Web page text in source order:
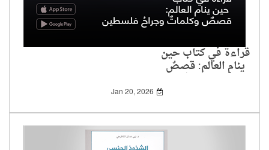
قراءة في كتاب حين
ينام العالم: قصصٌ
وكلماتٌ وجراحُ فلسطين
Jan 20, 2026